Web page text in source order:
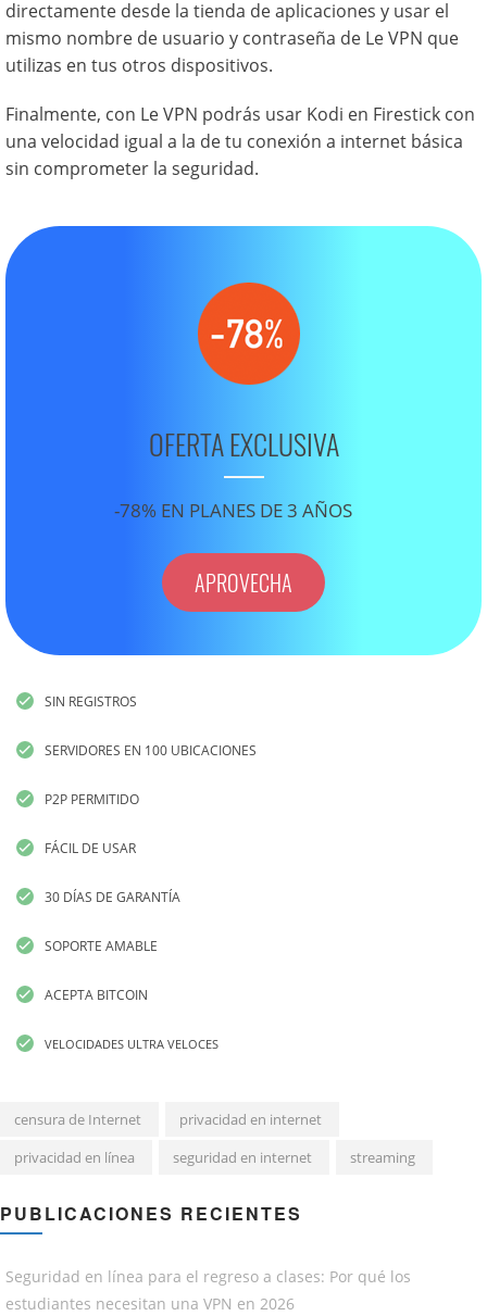
directamente desde la tienda de aplicaciones y usar el
mismo nombre de usuario y contraseña de Le VPN que
utilizas en tus otros dispositivos.
Finalmente, con Le VPN podrás usar Kodi en Firestick con
una velocidad igual a la de tu conexión a internet básica
sin comprometer la seguridad.
OFERTA EXCLUSIVA
-78% EN PLANES DE 3 AÑOS
APROVECHA
SIN REGISTROS
SERVIDORES EN 100 UBICACIONES
P2P PERMITIDO
FÁCIL DE USAR
30 DÍAS DE GARANTÍA
SOPORTE AMABLE
ACEPTA BITCOIN
VELOCIDADES ULTRA VELOCES
censura de Internet
privacidad en internet
privacidad en línea
seguridad en internet streaming
PUBLICACIONES RECIENTES
Seguridad en línea para el regreso a clases: Por qué los
estudiantes necesitan una VPN en 2026